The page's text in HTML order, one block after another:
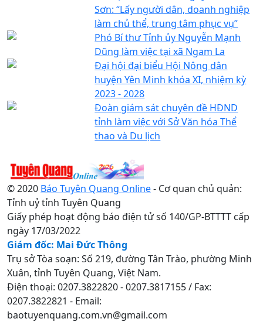
Sơn: “Lấy người dân, doanh nghiệp
làm chủ thể, trung tâm phục vụ”
Phó Bí thư Tỉnh ủy Nguyễn Mạnh
Dũng làm việc tại xã Ngam La
Đại hội đại biểu Hội Nông dân
huyện Yên Minh khóa XI, nhiệm kỳ
2023 - 2028
Đoàn giám sát chuyên đề HĐND
tỉnh làm việc với Sở Văn hóa Thể
thao và Du lịch
© 2020 Báo Tuyên Quang Online- Cơ quan chủ quản:
Tỉnh uỷ tỉnh Tuyên Quang
Giấy phép hoạt động báo điện tử số 140/GP-BTTTT cấp
ngày 17/03/2022
Giám đốc: Mai Đức Thông
Trụ sở Tòa soạn: Số 219, đường Tân Trào, phường Minh
Xuân, tỉnh Tuyên Quang, Việt Nam.
Điện thoại: 0207.3822820 - 0207.3817155 / Fax:
0207.3822821 - Email:
baotuyenquang.com.vn@gmail.com